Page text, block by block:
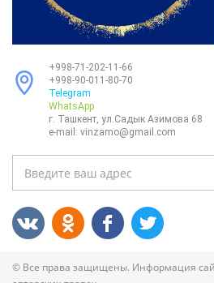
+998-71-202-11-66
+998-90-011-80-70
Telegram
WhatsApp
г. Ташкент, ул.Садык Азимова 68
e-mail: vinzamo@gmail.com
© Все права защищены. Информация